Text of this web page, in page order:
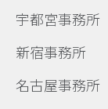
宇都宮事務所
新宿事務所
名古屋事務所